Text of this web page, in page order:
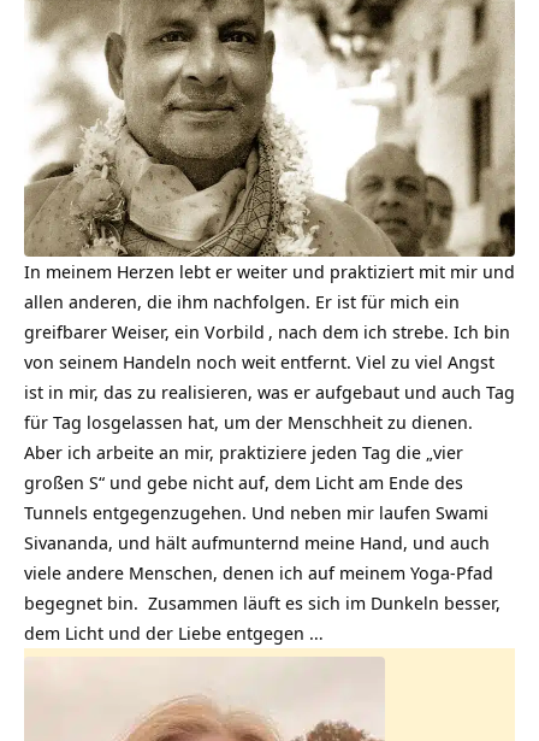
In meinem Herzen lebt er weiter und praktiziert mit mir und
allen anderen, die ihm nachfolgen. Er ist für mich ein
greifbarer Weiser, ein Vorbild , nach dem ich strebe. Ich bin
von seinem Handeln noch weit entfernt. Viel zu viel Angst
ist in mir, das zu realisieren, was er aufgebaut und auch Tag
für Tag losgelassen hat, um der Menschheit zu dienen.
Aber ich arbeite an mir, praktiziere jeden Tag die „vier
großen S“ und gebe nicht auf, dem Licht am Ende des
Tunnels entgegenzugehen. Und neben mir laufen Swami
Sivananda, und hält aufmunternd meine Hand, und auch
viele andere Menschen, denen ich auf meinem Yoga-Pfad
begegnet bin. Zusammen läuft es sich im Dunkeln besser,
dem Licht und der Liebe entgegen …